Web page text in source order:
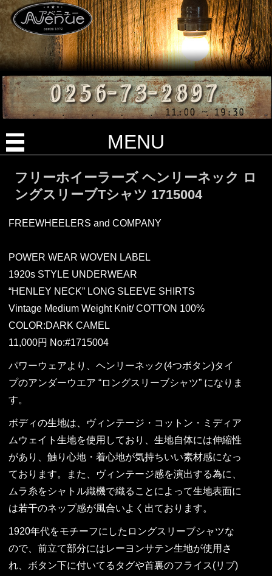
MENU
フリーホイーラーズ ヘンリーネック ロ
ングスリーブTシャツ 1715004
FREEWHEELERS and COMPANY
POWER WEAR WOVEN LABEL
1920s STYLE UNDERWEAR
“HENLEY NECK” LONG SLEEVE SHIRTS
Vintage Medium Weight Knit/ COTTON 100%
COLOR:DARK CAMEL
11,000円 No:#1715004
パワーウェアより、ヘンリーネック(4つボタン)タイ
プのアンダーウエア “ロングスリーブシャツ” になりま
す。
ボディの生地は、ヴィンテージ・コットン・ミディア
ムウェイト生地を使用しており、生地自体には伸縮性
があり、触り心地・着心地が気持ちいい素材感になっ
ております。また、ヴィンテージ感を演出する為に、
ムラ糸をシャトル織機で織ることによって生地表面に
は若干のネップ感が風合いよく出ております。
1920年代をモチーフにしたロングスリーブシャツな
ので、前立て部分にはレーヨンサテン生地が使用さ
れ、ボタン下に付いてるタグや首裏のフライス(リブ)